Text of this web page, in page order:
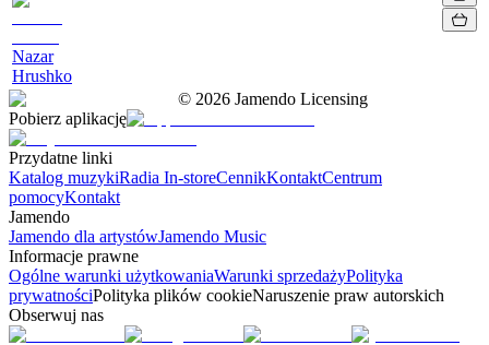
Nazar
Hrushko
© 2026 Jamendo Licensing
Pobierz aplikację
Przydatne linki
Katalog muzykiRadia In-storeCennikKontaktCentrum
pomocyKontakt
Jamendo
Jamendo dla artystówJamendo Music
Informacje prawne
Ogólne warunki użytkowaniaWarunki sprzedażyPolityka
prywatnościPolityka plików cookieNaruszenie praw autorskich
Obserwuj nas